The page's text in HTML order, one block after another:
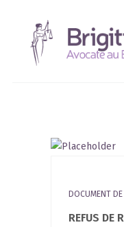
DOCUMENT
REFUS DE